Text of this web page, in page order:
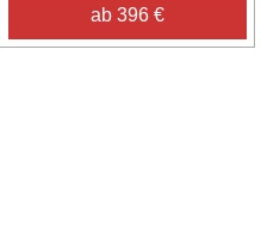
ab 396 €